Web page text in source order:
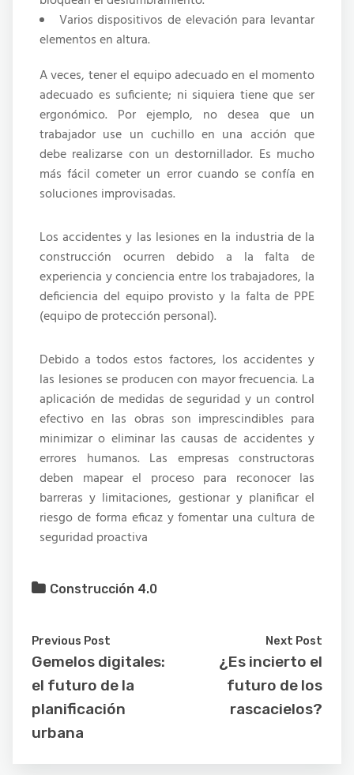
Varios dispositivos de elevación para levantar
elementos en altura.
A veces, tener el equipo adecuado en el momento
adecuado es suficiente; ni siquiera tiene que ser
ergonómico. Por ejemplo, no desea que un
trabajador use un cuchillo en una acción que
debe realizarse con un destornillador. Es mucho
más fácil cometer un error cuando se confía en
soluciones improvisadas.
Los accidentes y las lesiones en la industria de la
construcción ocurren debido a la falta de
experiencia y conciencia entre los trabajadores, la
deficiencia del equipo provisto y la falta de PPE
(equipo de protección personal).
Debido a todos estos factores, los accidentes y
las lesiones se producen con mayor frecuencia. La
aplicación de medidas de seguridad y un control
efectivo en las obras son imprescindibles para
minimizar o eliminar las causas de accidentes y
errores humanos. Las empresas constructoras
deben mapear el proceso para reconocer las
barreras y limitaciones, gestionar y planificar el
riesgo de forma eficaz y fomentar una cultura de
seguridad proactiva
Construcción 4.0
Previous Post
Gemelos digitales:
el futuro de la
planificación
urbana
Next Post
¿Es incierto el
futuro de los
rascacielos?